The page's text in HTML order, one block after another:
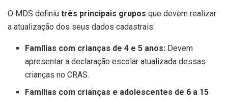
O MDS definiu três principais grupos que devem realizar
a atualização dos seus dados cadastrais:
Famílias com crianças de 4 e 5 anos: Devem
apresentar a declaração escolar atualizada dessas
crianças no CRAS.
Famílias com crianças e adolescentes de 6 a 15